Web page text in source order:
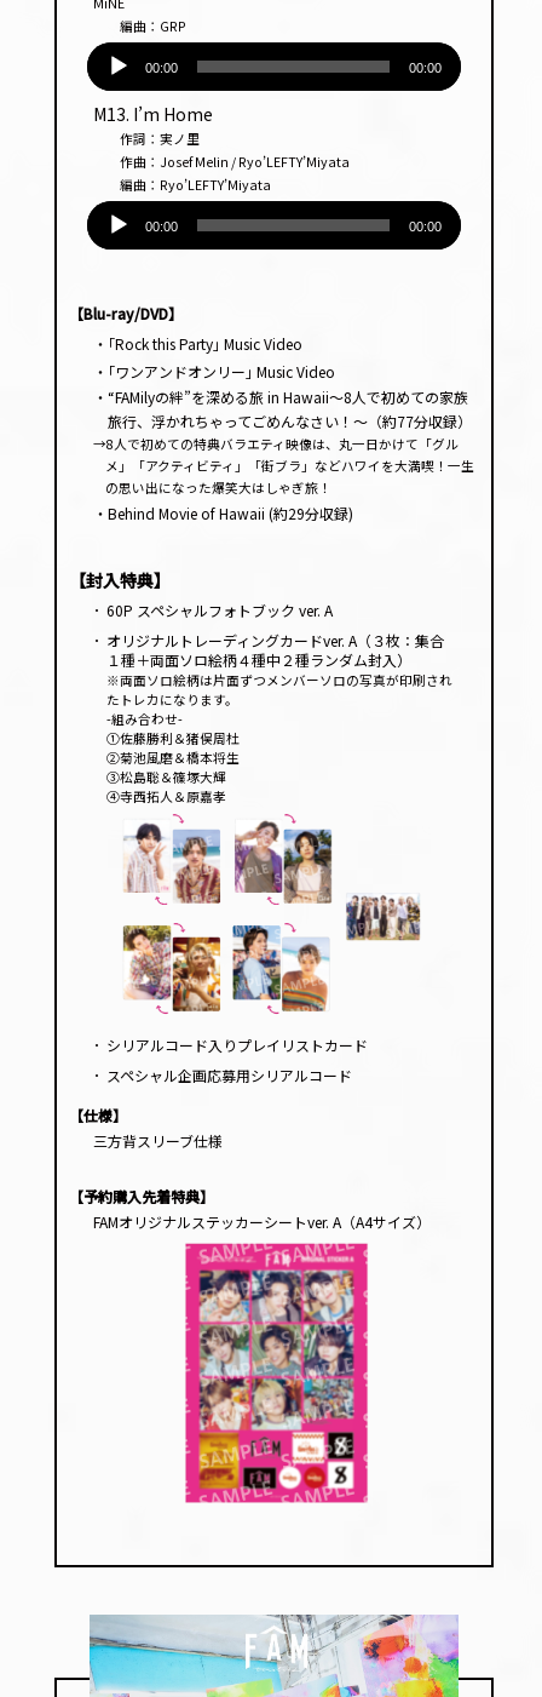
編曲：GRP
レー
00:00 00:00
M13. I’m Home
作詞：実ノ里
作曲：Josef Melin / Ryo’LEFTY’Miyata
編曲：Ryo’LEFTY’Miyata
ヤー
00:00 00:00
【Blu-ray/DVD】
・｢Rock this Party｣ Music Video
・｢ワンアンドオンリー｣ Music Video
・“FAMilyの絆”を深める旅 in Hawaii～8人で初めての家族
旅行、浮かれちゃってごめんなさい！～（約77分収録）
→8人で初めての特典バラエティ映像は、丸一日かけて「グル
メ」「アクティビティ」「街ブラ」などハワイを大満喫！一生
の思い出になった爆笑大はしゃぎ旅！
・Behind Movie of Hawaii (約29分収録)
【封入特典】
･ 60P スペシャルフォトブック ver. A
･ オリジナルトレーディングカードver. A（３枚：集合
１種＋両面ソロ絵柄４種中２種ランダム封入）
※両面ソロ絵柄は片面ずつメンバーソロの写真が印刷され
たトレカになります。
-組み合わせ-
①佐藤勝利＆猪俣周杜
②菊池風磨＆橋本将生
③松島聡＆篠塚大輝
④寺西拓人＆原嘉孝
･ シリアルコード入りプレイリストカード
･ スペシャル企画応募用シリアルコード
【仕様】
三方背スリーブ仕様
【予約購入先着特典】
FAMオリジナルステッカーシートver. A（A4サイズ）